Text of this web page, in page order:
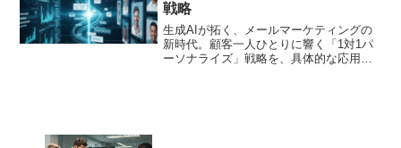
戦略
生成AIが拓く、メールマーケティングの
新時代。顧客一人ひとりに響く「1対1パ
ーソナライズ」戦略を、具体的な応用例